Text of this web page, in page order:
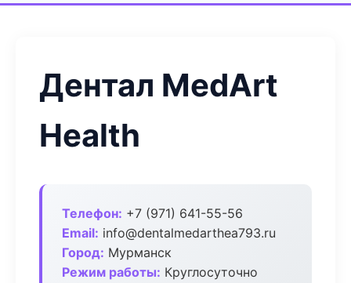
Дентал MedArt
Health
Телефон: +7 (971) 641-55-56
Email: info@dentalmedarthea793.ru
Город: Мурманск
Режим работы: Круглосуточно